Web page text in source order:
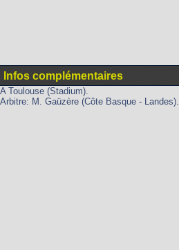
Infos complémentaires
A Toulouse (Stadium).
Arbitre: M. Gaüzère (Côte Basque - Landes).